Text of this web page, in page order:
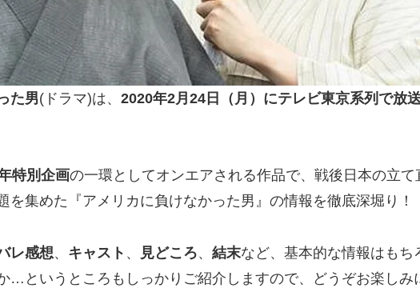
た男(ドラマ)は、 2020年2月24日（月）にテレビ東京系列で放
特別企画の一環としてオンエアされる作品で、戦後日本の立
を集めた『アメリカに負けなかった男』の情報を徹底深堀り！
レ感想、 キャスト 、 見どころ、 結末など、基本的な情報はもち
…というところもしっかりご紹介しますので、どうぞお楽しみ